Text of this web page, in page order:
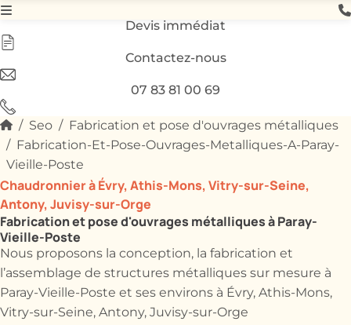
Devis immédiat
Contactez-nous
07 83 81 00 69
Seo
Fabrication et pose d'ouvrages métalliques
Fabrication-Et-Pose-Ouvrages-Metalliques-A-Paray-
Vieille-Poste
Fabrication et pose d'ouvrages métalliques à Paray-
Vieille-Poste
Chaudronnier à Évry, Athis-Mons, Vitry-sur-Seine,
Antony, Juvisy-sur-Orge
Nous proposons la conception, la fabrication et
l’assemblage de structures métalliques sur mesure à
Paray-Vieille-Poste et ses environs à Évry, Athis-Mons,
Vitry-sur-Seine, Antony, Juvisy-sur-Orge